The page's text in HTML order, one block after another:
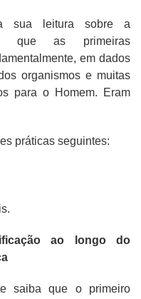
sua leitura sobre a
que as primeiras
em dados
organismos e muitas
para o Homem. Eram
práticas seguintes:
ao longo do
saiba que o primeiro